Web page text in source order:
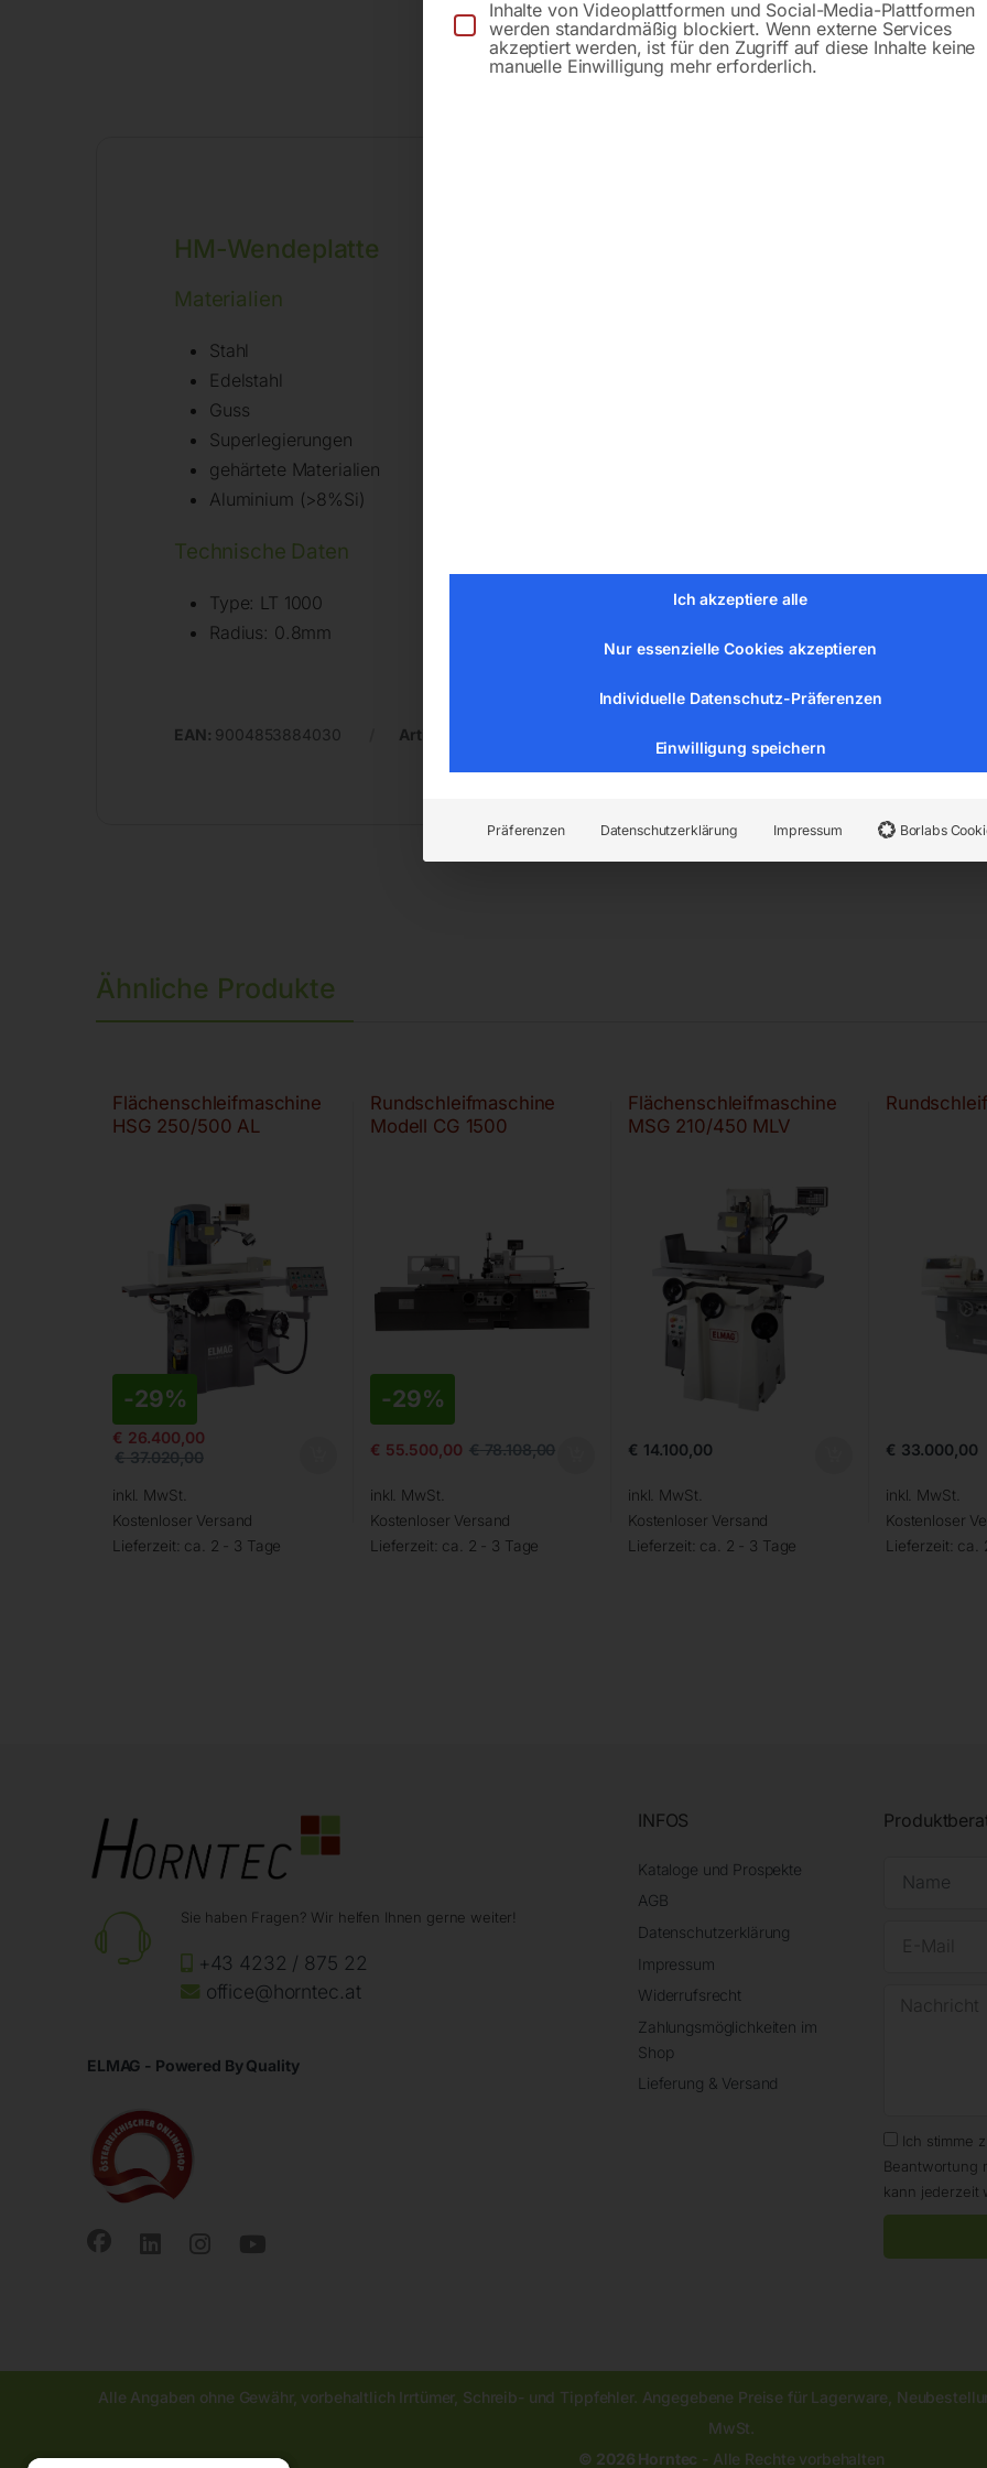
HM-Wendeplatte
Materialien
Stahl
Edelstahl
Guss
Superlegierungen
gehärtete Materialien
Aluminium (>8%Si)
Technische Daten
Type: LT 1000
Radius: 0.8mm
EAN: 9004853884030 Artikelnummer:
Ähnliche Produkte
Flächenschleifmaschine
HSG 250/500 AL
-29%
€ 26.400,00
€37.020,00
inkl. MwSt.
Kostenloser Versand
Lieferzeit: ca. 2 - 3 Tage
Rundschleifmaschine
Modell CG 1500
-29%
€ 55.500,00 €78.108,00
inkl. MwSt.
Kostenloser Versand
Lieferzeit: ca. 2 - 3 Tage
Flächenschleifmaschine
MSG 210/450 MLV
€ 14.100,00
inkl. MwSt.
Kostenloser Versand
Lieferzeit: ca. 2 - 3 Tage
€ 33.000,00
inkl. MwSt.
Kostenloser
Lieferzeit: ca.
Sie haben Fragen? Wir helfen Ihnen gerne weiter!
+43 4232 / 875 22
office@horntec.at
ELMAG - Powered By Quality
INFOS
Kataloge und Prospekte
AGB
Datenschutzerklärung
Impressum
Widerrufsrecht
Zahlungsmöglichkeiten im
Shop
Lieferung & Versand
Ich stimme
Beantwortung
kann jederzeit
Alle Angaben ohne Gewähr, vorbehaltlich Irrtümer, Schreib- und Tippfehler. Angegebene Preise für Lagerware,
MwSt.
© 2026 Horntec - Alle Rechte vorbehalten
Inhalte von Videoplattformen und Social-Media-Plattformen
werden standardmäßig blockiert. Wenn externe Services
akzeptiert werden, ist für den Zugriff auf diese Inhalte keine
manuelle Einwilligung mehr erforderlich.
Ich akzeptiere alle
Nur essenzielle Cookies akzeptieren
Individuelle Datenschutz-Präferenzen
Einwilligung speichern
Präferenzen Datenschutzerklärung Impressum Borlabs